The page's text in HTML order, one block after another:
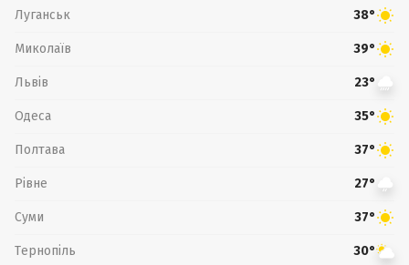
Луганськ 38°
Миколаїв 39°
Львів 23°
Одеса 35°
Полтава 37°
Рівне 27°
Суми 37°
Тернопіль 30°